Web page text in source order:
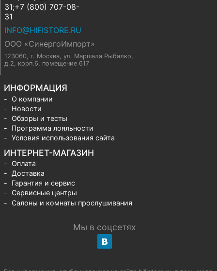
31;+7 (800) 707-08-
31
INFO@HIFISTORE.RU
ООО «СинергоИмпорт»
123060, г. Москва, ул. Маршала Рыбалко,
д.2, корп.6, помещение 617
ИНФОРМАЦИЯ
О компании
Новости
Обзоры и тесты
Программа лояльности
Условия использования сайта
ИНТЕРНЕТ-МАГАЗИН
Оплата
Доставка
Гарантия и сервис
Сервисные центры
Салоны и комнаты прослушивания
Мы в соцсетях